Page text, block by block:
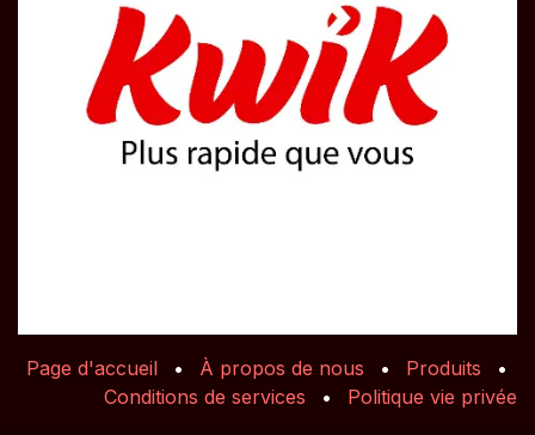
Page d'accueil • À propos de nous • Produits
•
Conditions de services
• Politique vie privée